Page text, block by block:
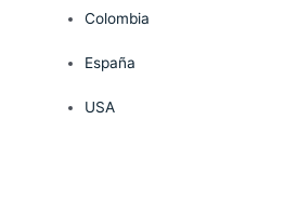
Colombia
España
USA